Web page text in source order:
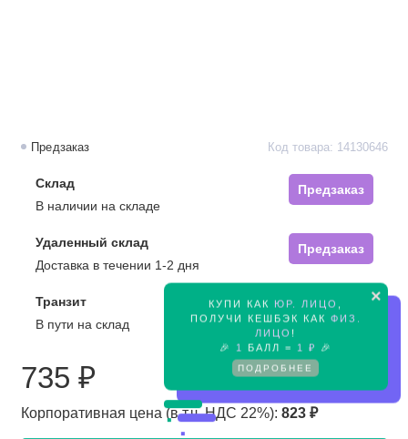
×
КУПИ КАК ЮР. ЛИЦО
ПОЛУЧИ КЕШБЭК КАК ФИЗ.
ЛИЦО !
🎉
1 БАЛЛ = 1 ₽ 🎉
ПОДРОБНЕЕ
Предзаказ Код товара: 14130646
Склад
Предзаказ
В наличии на складе
Удаленный склад
Предзаказ
Доставка в течении 1-2 дня
Транзит
Предзаказ
В пути на склад
735 ₽
Корпоративная цена (в т.ч. НДС 22%): 823 ₽